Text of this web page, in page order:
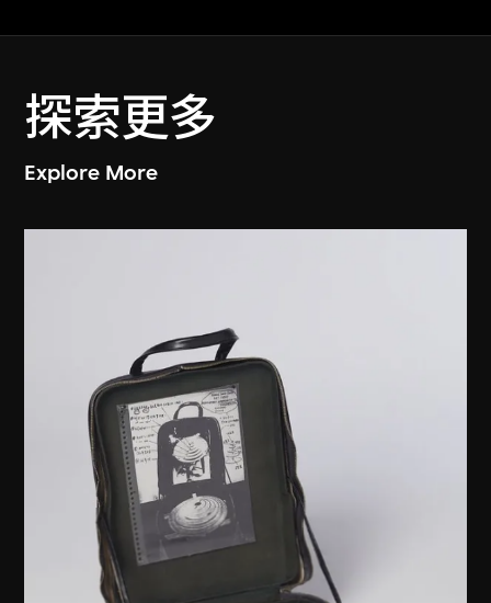
探索更多
Explore More